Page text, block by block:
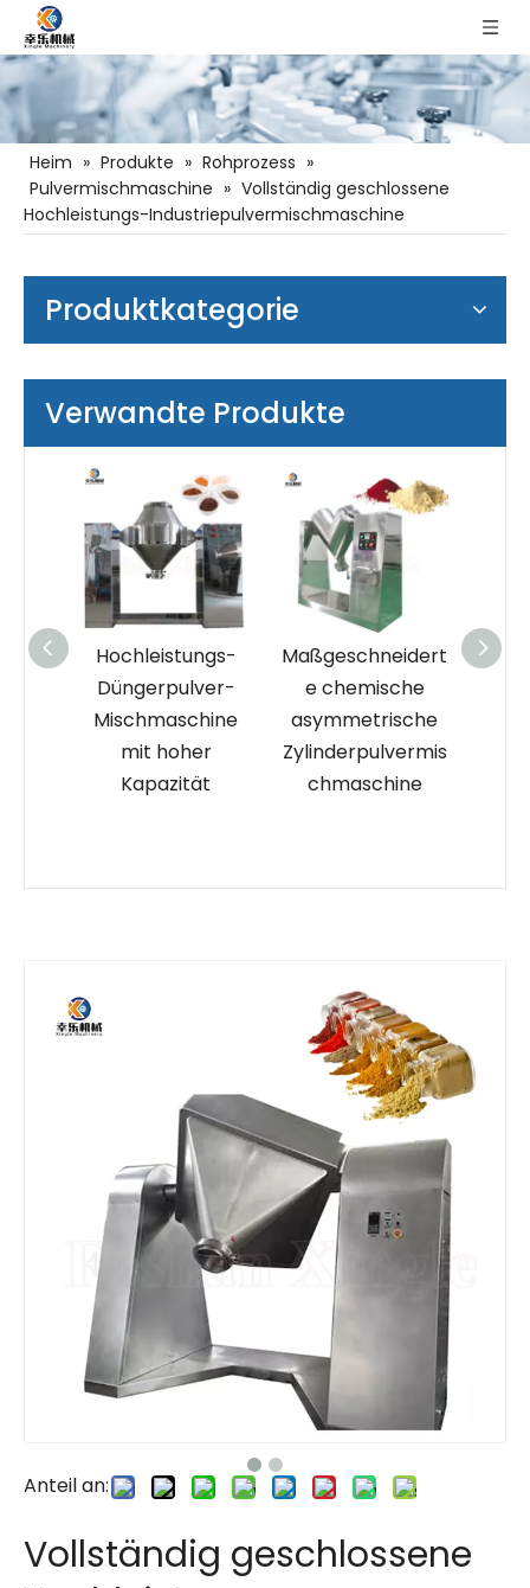
Heim » Produkte » Rohprozess »
Pulvermischmaschine » Vollständig geschlossene
Hochleistungs-Industriepulvermischmaschine
Produktkategorie
Verwandte Produkte
Hochleistungs-
Düngerpulver-
Mischmaschine
mit hoher
Kapazität
Maßgeschneidert
e chemische
asymmetrische
Zylinderpulvermis
chmaschine
Anteil an:
Vollständig geschlossene